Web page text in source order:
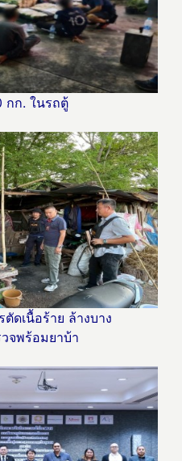
กก. ในรถตู้
ดเนื้อร้าย ล้างบาง
จพร้อมยาบ้า